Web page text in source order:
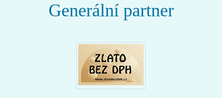
Generální partner